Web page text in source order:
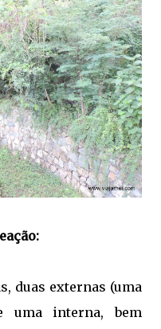
duas externas (uma
interna, bem